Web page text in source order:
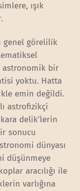
ışık
genel görelilik
astronomik bir
yoktu. Hatta
emin değildi.
astrofizikçi
delik’lerin
sonucu
dünyası
düşünmeye
aracılığı ile
varlığına